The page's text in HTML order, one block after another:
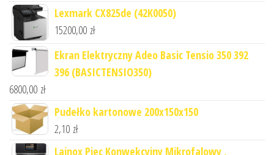
Lexmark CX825de (42K0050)
15200,00 zł
Ekran Elektryczny Adeo Basic Tensio 350 392
396 (BASICTENSIO350)
6800,00 zł
Pudełko kartonowe 200x150x150
2,10 zł
Lainox Piec Konwekcyjny Mikrofalowy ,